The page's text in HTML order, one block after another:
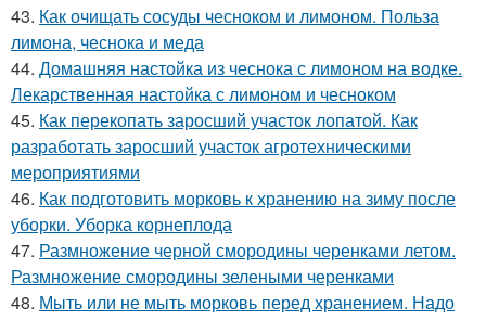
43. Как очищать сосуды чесноком и лимоном. Польза
лимона, чеснока и меда
44. Домашняя настойка из чеснока с лимоном на водке.
Лекарственная настойка с лимоном и чесноком
45. Как перекопать заросший участок лопатой. Как
разработать заросший участок агротехническими
мероприятиями
46. Как подготовить морковь к хранению на зиму после
уборки. Уборка корнеплода
47. Размножение черной смородины черенками летом.
Размножение смородины зелеными черенками
48. Мыть или не мыть морковь перед хранением. Надо